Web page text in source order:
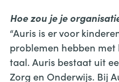
Hoe zou je je
“Auris is er voor
problemen hebben met
taal. Auris bestaat uit
Zorg en Onderwijs. Bij